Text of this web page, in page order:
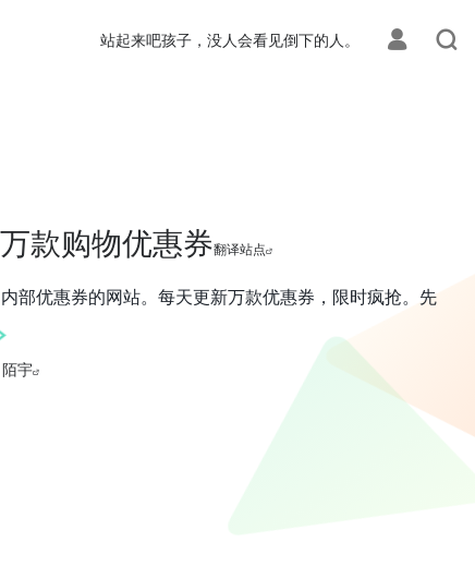
站起来吧孩子，没人会看见倒下的人。
款购物优惠券翻译站点
优惠券的网站。每天更新万款优惠券，限时疯抢。先
陌宇